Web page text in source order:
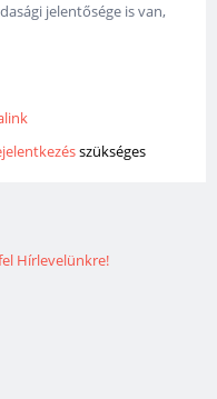
jelentősége is van,
szükséges
Hírlevelünkre!